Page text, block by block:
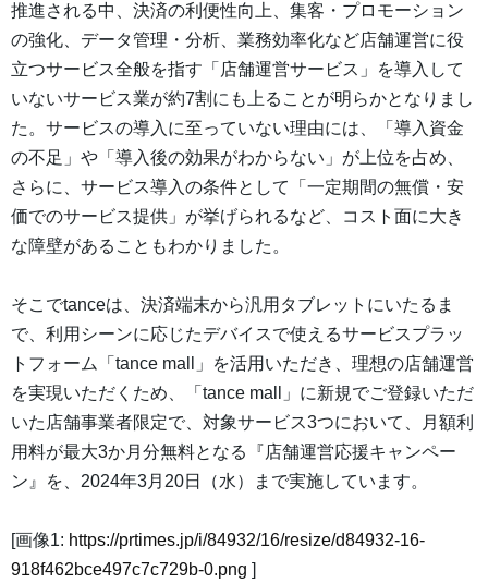
推進される中、決済の利便性向上、集客・プロモーション
の強化、データ管理・分析、業務効率化など店舗運営に役
立つサービス全般を指す「店舗運営サービス」を導入して
いないサービス業が約7割にも上ることが明らかとなりまし
た。サービスの導入に至っていない理由には、「導入資金
の不足」や「導入後の効果がわからない」が上位を占め、
さらに、サービス導入の条件として「一定期間の無償・安
価でのサービス提供」が挙げられるなど、コスト面に大き
な障壁があることもわかりました。
そこでtanceは、決済端末から汎用タブレットにいたるま
で、利用シーンに応じたデバイスで使えるサービスプラッ
トフォーム「tance mall」を活用いただき、理想の店舗運営
を実現いただくため、「tance mall」に新規でご登録いただ
いた店舗事業者限定で、対象サービス3つにおいて、月額利
用料が最大3か月分無料となる『店舗運営応援キャンペー
ン』を、2024年3月20日（水）まで実施しています。
[画像1: https://prtimes.jp/i/84932/16/resize/d84932-16-
918f462bce497c7c729b-0.png ]